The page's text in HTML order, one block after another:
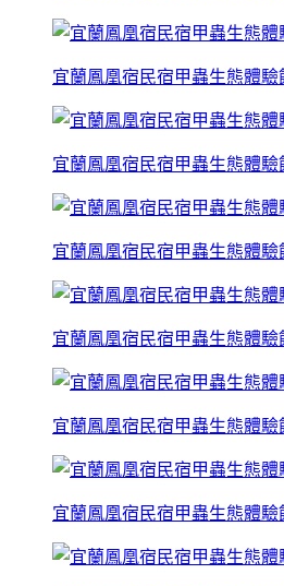
宜蘭鳳凰宿民宿甲蟲生態體驗
宜蘭鳳凰宿民宿甲蟲生態體驗
宜蘭鳳凰宿民宿甲蟲生態體驗
宜蘭鳳凰宿民宿甲蟲生態體驗
宜蘭鳳凰宿民宿甲蟲生態體驗
宜蘭鳳凰宿民宿甲蟲生態體驗